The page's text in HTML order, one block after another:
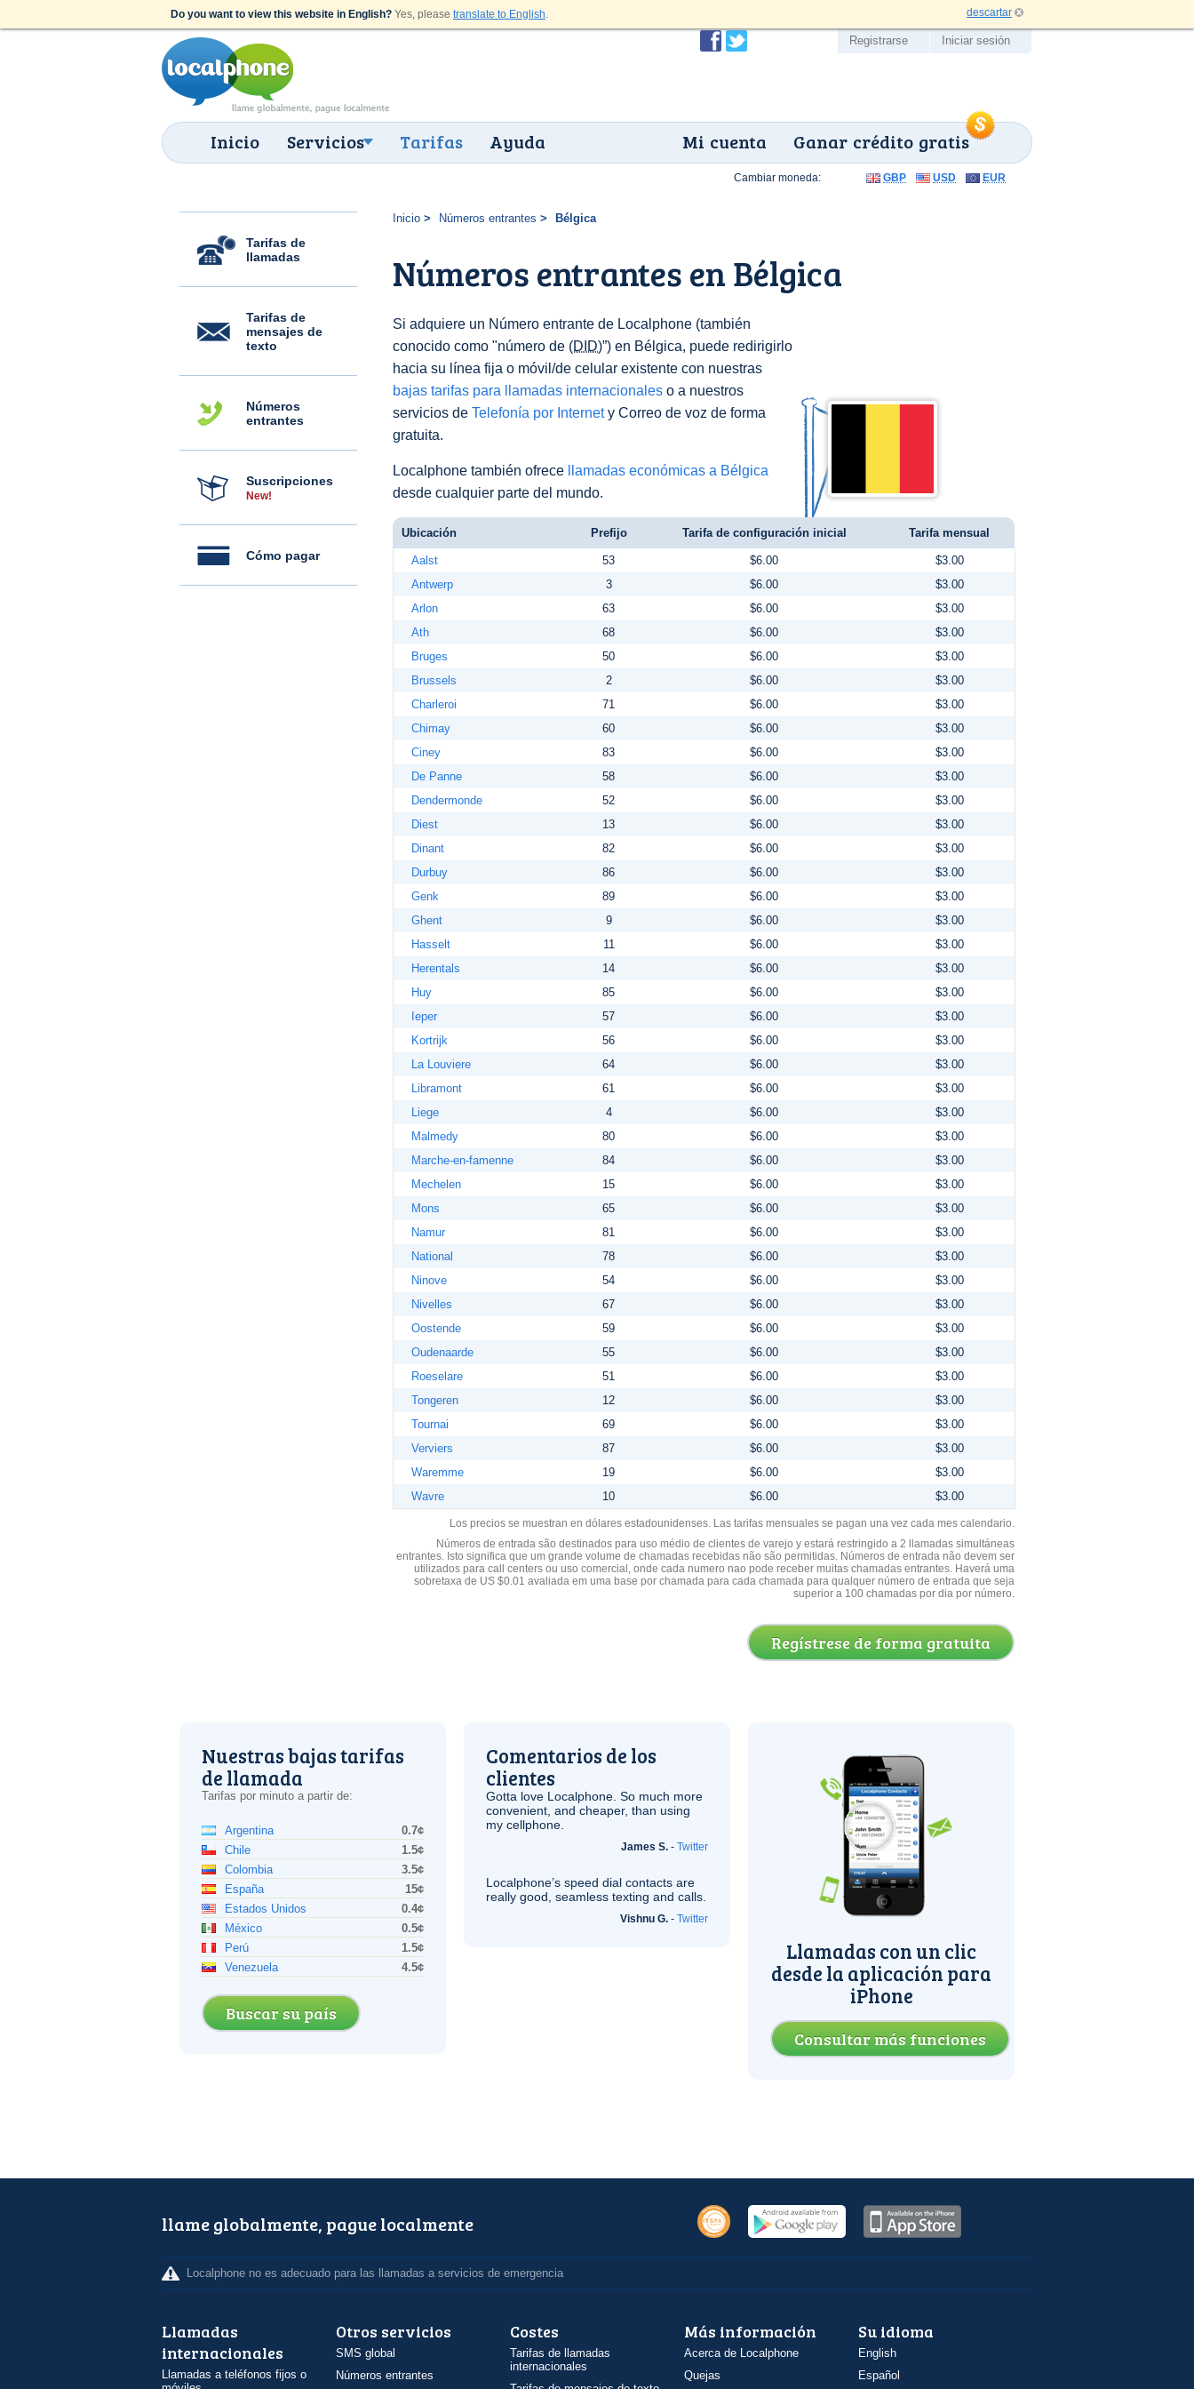
Do you want to view this website in English? Yes, please translate to English. descartar
Inicio Servicios Tarifas Ayuda Ganar crédito gratis
Mi cuenta
Registrarse Iniciar sesión
Tarifas de
llamadas
Tarifas de
mensajes de
texto
Números
entrantes
Suscripciones
New!
Cómo pagar
Inicio Números entrantes Bélgica
Números entrantes en Bélgica
Si adquiere un Número entrante de Localphone (también
conocido como "número de (DID)”) en Bélgica, puede redirigirlo
hacia su línea fija o móvil/de celular existente con nuestras
bajas tarifas para llamadas internacionales o a nuestros
servicios de Telefonía por Internety Correo de voz de forma
gratuita.
Localphone también ofrece
llamadas económicas a Bélgica
desde cualquier parte del mundo.
Cambiar moneda: GBP USD EUR
Ubicación Prefijo Tarifa de configuración inicial Tarifa mensual
Aalst 53 $6.00
$3.00
Antwerp
3 $6.00
$3.00
Arlon
63 $6.00
$3.00
Ath
68 $6.00
$3.00
Bruges
50 $6.00
$3.00
Brussels
2 $6.00
$3.00
Charleroi
71 $6.00
$3.00
Chimay
60 $6.00
$3.00
Ciney
83 $6.00
$3.00
De Panne
58 $6.00
$3.00
Dendermonde
52 $6.00
$3.00
Diest
13 $6.00
$3.00
Dinant
82 $6.00
$3.00
Durbuy
86 $6.00
$3.00
Genk
89 $6.00
$3.00
Ghent
9 $6.00
$3.00
Hasselt
11 $6.00
$3.00
Herentals
14 $6.00
$3.00
Huy
85 $6.00
$3.00
Ieper
57 $6.00
$3.00
Kortrijk
56 $6.00
$3.00
La Louviere
64 $6.00
$3.00
Libramont
61 $6.00
$3.00
Liege
4 $6.00
$3.00
Malmedy
80 $6.00
$3.00
Marche-en-famenne
84 $6.00
$3.00
Mechelen
15 $6.00
$3.00
Mons
65 $6.00
$3.00
Namur
81 $6.00
$3.00
National
78 $6.00
$3.00
Ninove
54 $6.00
$3.00
Nivelles
67 $6.00
$3.00
Oostende
59 $6.00
$3.00
Oudenaarde
55 $6.00
$3.00
Roeselare
51 $6.00
$3.00
Tongeren
12 $6.00
$3.00
Tournai
69 $6.00
$3.00
Verviers
87 $6.00
$3.00
Waremme
19 $6.00
$3.00
Wavre
10 $6.00 $3.00
Los precios se muestran en dólares estadounidenses. Las tarifas mensuales se pagan una vez cada mes calendario.
Números de entrada são destinados para uso médio de clientes de varejo y estará restringido a 2 llamadas simultáneas
entrantes. Isto significa que um grande volume de chamadas recebidas não são permitidas. Números de entrada não devem ser
utilizados para call centers ou uso comercial, onde cada numero nao pode receber muitas chamadas entrantes. Haverá uma
sobretaxa de US $0.01 avaliada em uma base por chamada para cada chamada para qualquer número de entrada que seja
superior a 100 chamadas por dia por número.
Regístrese de forma gratuita
Nuestras bajas tarifas
de llamada
Tarifas por minuto a partir de:
Argentina
0.7¢
Chile
1.5¢
Colombia
3.5¢
España
15¢
Estados Unidos
0.4¢
México
0.5¢
Perú
1.5¢
Venezuela
4.5¢
Buscar su país
Comentarios de los
clientes
Gotta love Localphone. So much more
convenient, and cheaper, than using
my cellphone.
James S. - Twitter
Localphone’s speed dial contacts are
really good, seamless texting and calls.
Vishnu G. - Twitter
Llamadas con un clic
desde la aplicación para
iPhone
Consultar más funciones
llame globalmente, pague localmente
Localphone no es adecuado para las llamadas a servicios de emergencia
Llamadas
internacionales
Llamadas a teléfonos fijos o
Otros servicios
SMS global
Números entrantes
Costes
Tarifas de llamadas
internacionales
Más información
Acerca de Localphone
Quejas
Su idioma
English
Español